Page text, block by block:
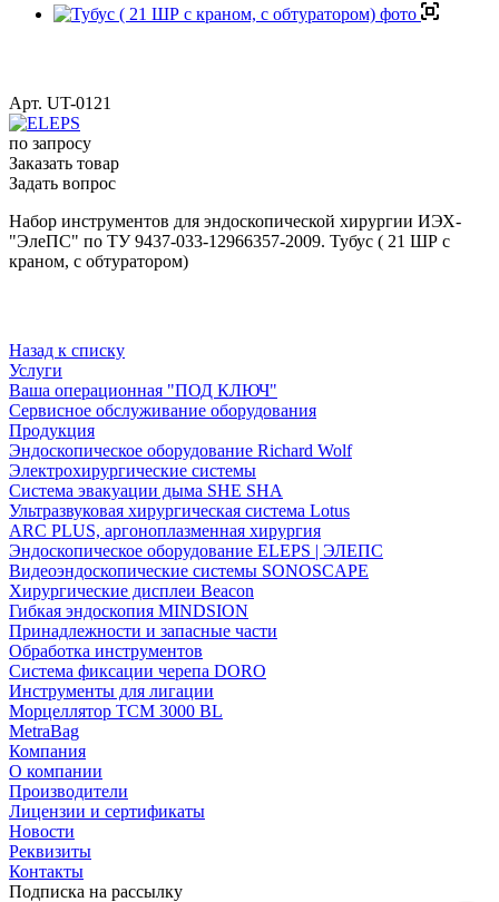
Арт. UT-0121
по запросу
Заказать товар
Задать вопрос
Набор инструментов для эндоскопической хирургии ИЭХ-
"ЭлеПС" по ТУ 9437-033-12966357-2009. Тубус ( 21 ШР с
краном, с обтуратором)
Назад к списку
Услуги
Ваша операционная "ПОД КЛЮЧ"
Сервисное обслуживание оборудования
Продукция
Эндоскопическое оборудование Richard Wolf
Электрохирургические системы
Система эвакуации дыма SHE SHA
Ультразвуковая хирургическая система Lotus
ARC PLUS, аргоноплазменная хирургия
Эндоскопическое оборудование ELEPS | ЭЛЕПС
Видеоэндоскопические системы SONOSCAPE
Хирургические дисплеи Beacon
Гибкая эндоскопия MINDSION
Принадлежности и запасные части
Обработка инструментов
Система фиксации черепа DORO
Инструменты для лигации
Морцеллятор ТСМ 3000 BL
MetraBag
Компания
О компании
Производители
Лицензии и сертификаты
Новости
Реквизиты
Контакты
Подписка на рассылку